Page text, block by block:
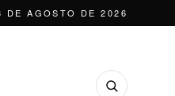
DE AGOSTO DE 2026